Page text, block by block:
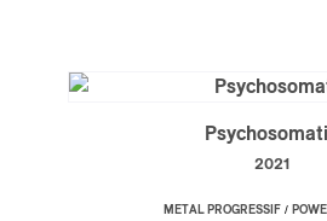
2021
METAL PROGRESSIF /